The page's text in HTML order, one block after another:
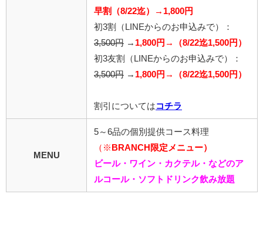
早割（8/22迄）→1,800円
初3割（LINEからのお申込みで）：
3,500円 → 1,800円→（8/22迄1,500円）
初3友割（LINEからのお申込みで）：
3,500円 → 1,800円→（8/22迄1,500円）
割引については コチラ
MENU
5～6品の個別提供コース料理
（※ BRANCH限定メニュー）
ビール・ワイン・カクテル・などのア
ルコール・ソフトドリンク飲み放題